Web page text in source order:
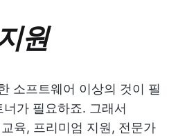
원
소프트웨어 이상의 것이 필
가 필요하죠. 그래서
육, 프리미엄 지원, 전문가